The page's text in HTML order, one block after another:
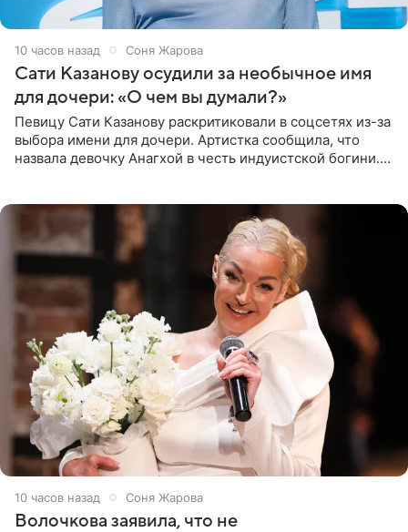
10 часов назад Соня Жарова
Сати Казанову осудили за необычное имя
для дочери: «О чем вы думали?»
Певицу Сати Казанову раскритиковали в соцсетях из-за
выбора имени для дочери. Артистка сообщила, что
назвала девочку Анагхой в честь индуистской богини.
10 часов назад Соня Жарова
Волочкова заявила, что не